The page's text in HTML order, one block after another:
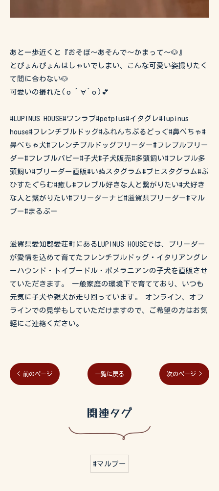
あと一歩近くと『おそぼ〜あそんで〜かまって〜🐶』
とぴょんぴょんはしゃいでしまい、こんな可愛い姿撮りたく
て間に合わない🐶
可愛いの撮れた(о´∀`о)💕
#LUPINUS HOUSE#ワンラブ#petplus#イタグレ#lupinus
house#フレンチブルドッグ#ふれんちぶるどっぐ#鼻ぺちゃ#
鼻ぺちゃ犬#フレンチブルドッグブリーダー#フレブルブリー
ダー#フレブルパピー#子犬#子犬販売#多頭飼い#フレブル多
頭飼い#ブリーダー直販#いぬスタグラム#ブヒスタグラム#ぶ
ひすたぐらむ#癒し#フレブル好きな人と繋がりたい#犬好き
な人と繋がりたい#ブリーダーナビ#滋賀県ブリーダー#マル
プー#まるぷー
滋賀県愛知郡愛荘町にあるLUPINUS HOUSEでは、ブリーダー
が愛情を込めて育てたフレンチブルドッグ・イタリアングレ
ーハウンド・トイプードル・ポメラニアンの子犬を直販させ
ていただきます。 一般家庭の環境下で育てており、いつも
元気に子犬や親犬が走り回っています。 オンライン、オフ
ラインでの見学もしていただけますので、ご希望の方はお気
軽にご連絡ください。
< 前のページ 一覧に戻る 次のページ >
関連タグ
#マルプー